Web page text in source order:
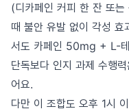
(디카페인 커피 한 잔 또
때 불안 유발 없이 각성
서도 카페인 50mg + L-
단독보다 인지 과제 수행
어요.
다만 이 조합도 오후 1시